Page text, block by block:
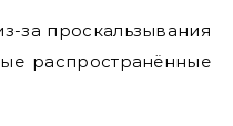
за проскальзывания
распространённые